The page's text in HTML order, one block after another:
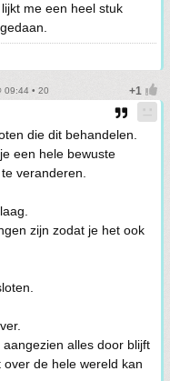
me een heel stuk
09:44 • 20
die dit behandelen.
een hele bewuste
veranderen.
zijn zodat je het ook
alles door blijft
de hele wereld kan